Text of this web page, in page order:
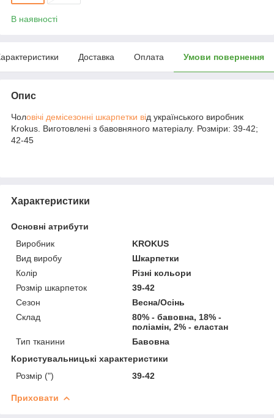
В наявності
Доставка Оплата Умови повернення
Опис
Чоловічі демісезонні шкарпетки від українського виробник
Krokus. Виготовлені з бавовняного матеріалу. Розміри: 39-42;
42-45
Характеристики
Основні атрибути
Виробник
KROKUS
Вид виробу
Шкарпетки
Колір
Різні кольори
Розмір шкарпеток
39-42
Сезон
Весна/Осінь
Склад
80% - бавовна, 18% -
поліамін, 2% - еластан
Тип тканини
Бавовна
Користувальницькі характеристики
Розмір (")
39-42
Приховати